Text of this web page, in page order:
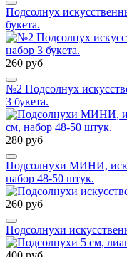
Подсолнух
букета.
260 руб
№2 Подсолнух
3 букета.
280 руб
Подсолнухи МИНИ,
набор 48-50 штук.
260 руб
Подсолнухи